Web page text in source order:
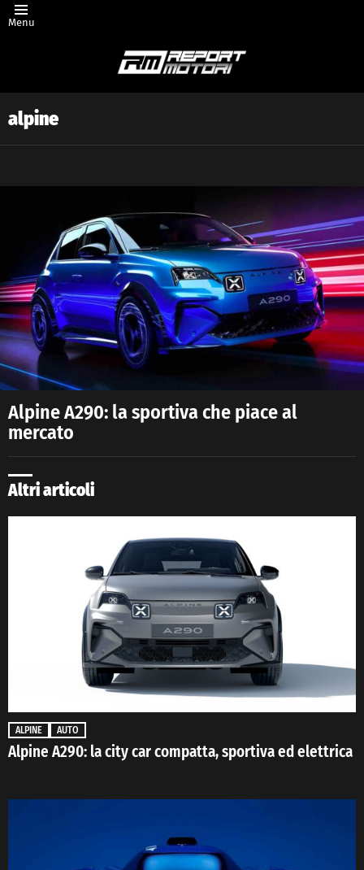
Menu
alpine
Alpine A290: la sportiva che piace al
mercato
Altri articoli
ALPINE AUTO
Alpine A290: la city car compatta, sportiva ed elettrica